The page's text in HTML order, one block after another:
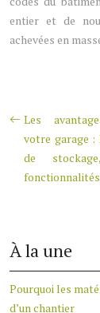
entier et de
achevées en
Les
votre garage :
de
fonctionnalités
À la une
Pourquoi les
d’un chantier